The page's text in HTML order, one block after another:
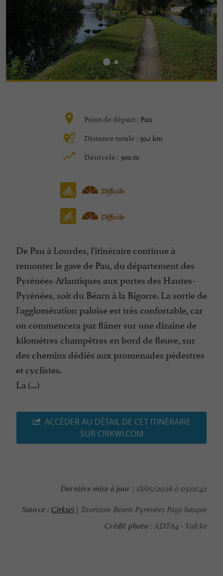
Point de départ : Pau
Distance totale : 50,1 km
Dénivelé : 300 m
Difficile
Difficile
De Pau à Lourdes, l'itinéraire continue à
remonter le gave de Pau, du département des
Pyrénées-Atlantiques aux portes des Hautes-
Pyrénées, soit du Béarn à la Bigorre. La sortie de
l'agglomération paloise est très confortable, car
on commencera par flâner sur une dizaine de
kilomètres champêtres en bord de fleuve, sur
des chemins dédiés aux promenades pédestres
et cyclistes.
La (...)
ACCÉDER AU DÉTAIL DE CET ITINÉRAIRE
SUR CIRKWI.COM
Dernière mise à jour : 18/05/2026 à 03:01:42
Source : Cirkwi | Tourisme Béarn Pyrénées Pays basque
Crédit photo :ADT64 - Valcke